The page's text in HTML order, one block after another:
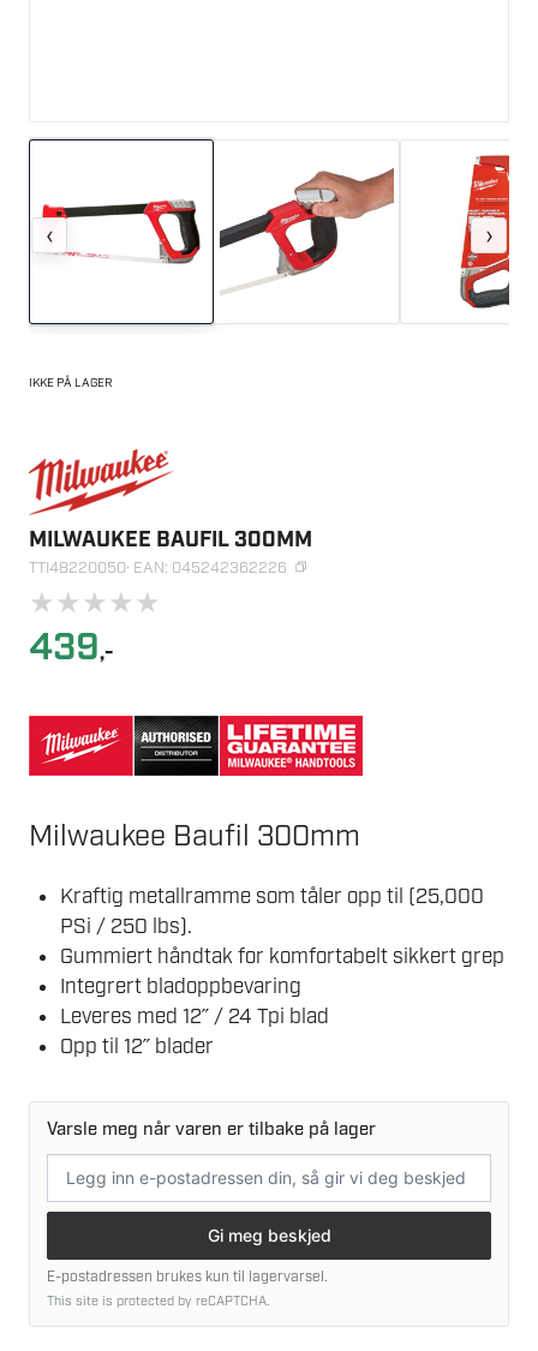
‹ ›
IKKE PÅ LAGER
MILWAUKEE BAUFIL 300MM
TTI48220050· EAN: 045242362226
★★★★★
439,-
Milwaukee Baufil 300mm
Kraftig metallramme som tåler opp til (25,000
PSi / 250 lbs).
Gummiert håndtak for komfortabelt sikkert grep
Integrert bladoppbevaring
Leveres med 12˝ / 24 Tpi blad
Opp til 12˝ blader
Varsle meg når varen er tilbake på lager
postadresse
Gi meg beskjed
E-postadressen brukes kun til lagervarsel.
This site is protected by reCAPTCHA.